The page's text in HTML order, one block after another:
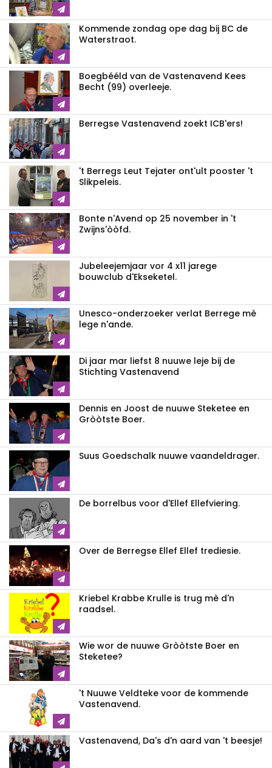
Kommende zondag ope dag bij BC de
Waterstraot.
Boegbééld van de Vastenavend Kees
Becht (99) overleeje.
Berregse Vastenavend zoekt ICB'ers!
't Berregs Leut Tejater ont'ult pooster 't
Slikpeleis.
Bonte n'Avend op 25 november in 't
Zwijns'òòfd.
Jubeleejemjaar vor 4 x11 jarege
bouwclub d'Ekseketel.
Unesco-onderzoeker verlat Berrege mè
lege n'ande.
Di jaar mar liefst 8 nuuwe leje bij de
Stichting Vastenavend
Dennis en Joost de nuuwe Steketee en
Gròòtste Boer.
Suus Goedschalk nuuwe vaandeldrager.
De borrelbus voor d'Ellef Ellefviering.
Over de Berregse Ellef Ellef trediesie.
Kriebel Krabbe Krulle is trug mè d'n
raadsel.
Wie wor de nuuwe Gròòtste Boer en
Steketee?
't Nuuwe Veldteke voor de kommende
Vastenavend.
Vastenavend, Da's d'n aard van 't beesje!